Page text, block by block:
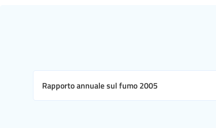
Rapporto annuale sul fumo 2005